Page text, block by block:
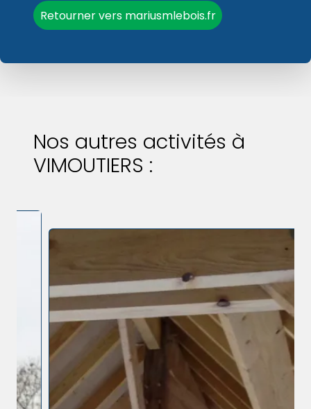
Retourner vers mariusmlebois.fr
Nos autres activités à
VIMOUTIERS :